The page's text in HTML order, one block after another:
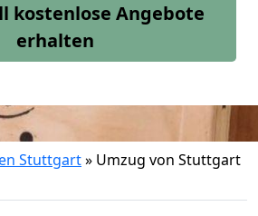
kostenlose Angebote
erhalten
Stuttgart» Umzug von Stuttgart